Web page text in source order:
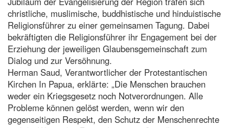
christliche, muslimische, buddhistische und hinduistische
Religionsführer zu einer gemeinsamen Tagung. Dabei
bekräftigten die Religionsführer ihr Engagement bei der
Erziehung der jeweiligen Glaubensgemeinschaft zum
Dialog und zur Versöhnung.
Herman Saud, Verantwortlicher der Protestantischen
Kirchen In Papua, erklärte: „Die Menschen brauchen
weder ein Kriegsgesetz noch Notverordnungen. Alle
Probleme können gelöst werden, wenn wir den
gegenseitigen Respekt, den Schutz der Menschenrechte